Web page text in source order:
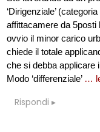
‘Dirigenziale’
affittacamere da 5posti
ovvio il minor carico
chiede il totale
che si debba applicare
Modo ‘differenziale’ …
Rispondi